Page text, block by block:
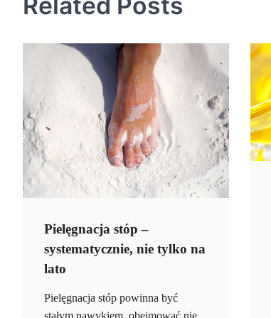
Pielęgnacja stóp –
systematycznie, nie tylko na
lato
Pielęgnacja stóp powinna być